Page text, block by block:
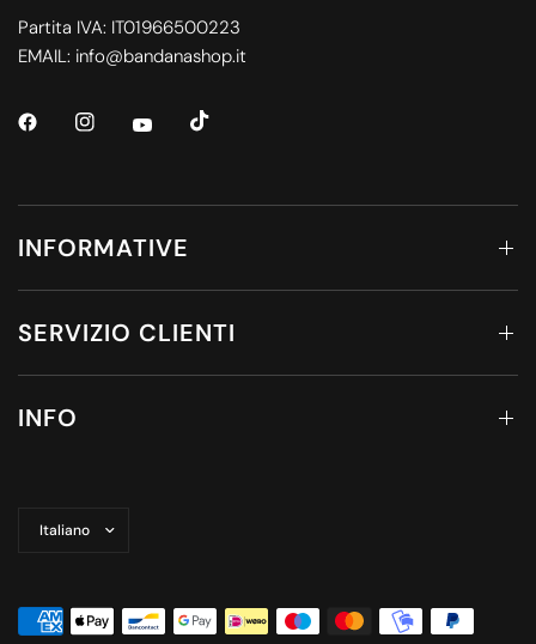
Partita IVA: IT01966500223
EMAIL: info@bandanashop.it
INFORMATIVE
SERVIZIO CLIENTI
INFO
paese/area